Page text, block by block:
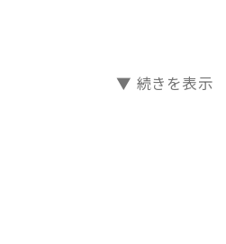
500円、最大1,500円）
ない場合はご利用をお控え
▼ 続きを表示